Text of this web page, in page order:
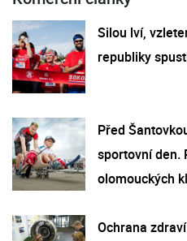
Silou lví,
republiky
Před
sportovní den.
olomouckých
Ochrana